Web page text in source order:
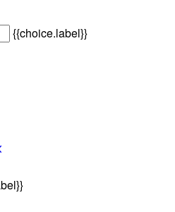
{{choice.label}}